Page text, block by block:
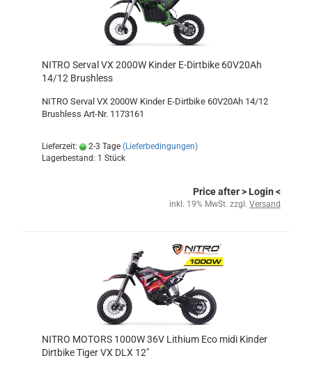
NITRO Serval VX 2000W Kinder E-Dirtbike 60V20Ah
14/12 Brushless
NITRO Serval VX 2000W Kinder E-Dirtbike 60V20Ah 14/12
Brushless Art-Nr. 1173161
Lieferzeit: 2-3 Tage (Lieferbedingungen)
Lagerbestand: 1 Stück
Price after> Login <
inkl. 19% MwSt. zzgl. Versand
NITRO MOTORS 1000W 36V Lithium Eco midi Kinder
Dirtbike Tiger VX DLX 12"